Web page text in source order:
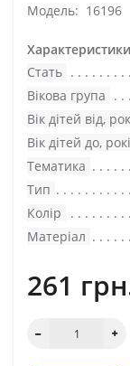
Модель: 16196
Стать
Вікова група
Вік дітей від,
Вік дітей до,
Тематика
Тип
Колір
Матеріал
261